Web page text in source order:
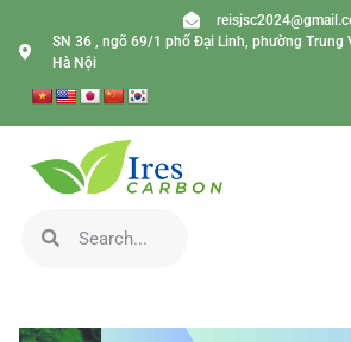
SN 36 , ngõ 69/1 phố Đại Linh, phường Trung
Hà Nội